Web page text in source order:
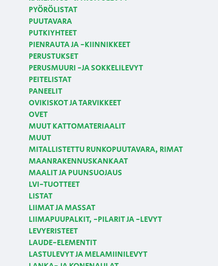
PYÖRÖLISTAT
PUUTAVARA
PUTKIYHTEET
PIENRAUTA JA -KIINNIKKEET
PERUSTUKSET
PERUSMUURI -JA SOKKELILEVYT
PEITELISTAT
PANEELIT
OVIKISKOT JA TARVIKKEET
OVET
MUUT KATTOMATERIAALIT
MUUT
MITALLISTETTU RUNKOPUUTAVARA, RIMAT
MAANRAKENNUSKANKAAT
MAALIT JA PUUNSUOJAUS
LVI-TUOTTEET
LISTAT
LIIMAT JA MASSAT
LIIMAPUUPALKIT, -PILARIT JA -LEVYT
LEVYERISTEET
LAUDE-ELEMENTIT
LASTULEVYT JA MELAMIINILEVYT